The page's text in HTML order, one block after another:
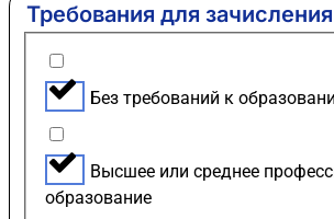
Требования для зачисления
Без требований к
Высшее или среднее
образование